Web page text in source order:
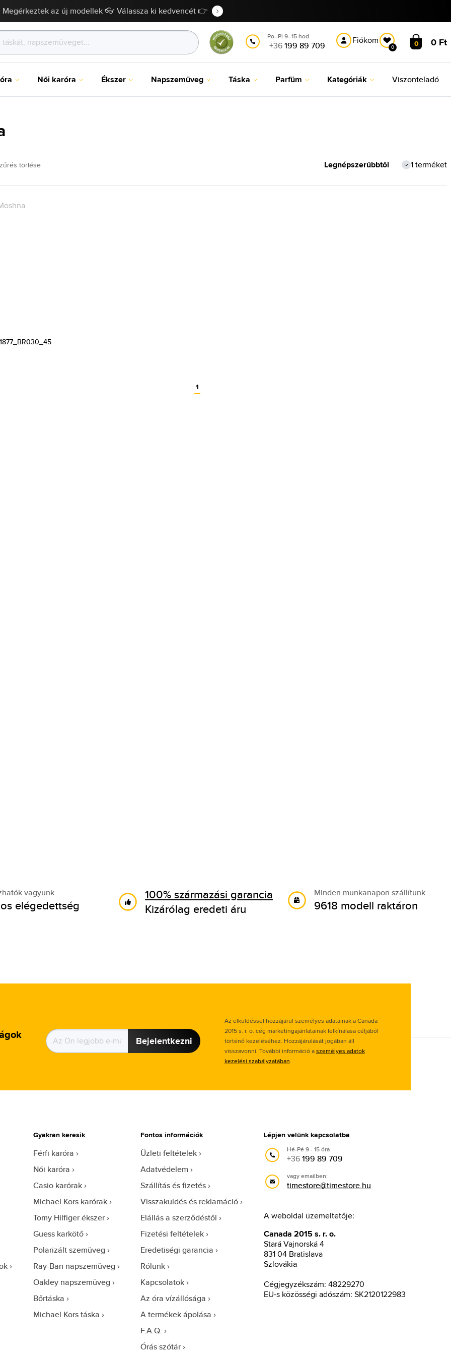
Megérkeztek az új modellek 👓 Válassza ki kedvencét 👉
Po–Pi 9–15 hod.
+36199 89 709 Fiókom
0 0 0 Ft
Női karóra Ékszer Napszemüveg Táska Parfüm Kategóriák Viszonteladó
törlése 1 terméket
1
vagyunk
elégedettség
100% származási garancia
Kizárólag eredeti áru
Minden munkanapon szállítunk
9618 modell raktáron
Bejelentkezni
Az elküldéssel hozzájárul személyes adatainak a Canada
2015 s. r. o. cég marketingajánlatainak felkínálasa céljából
történő kezeléséhez. Hozzájárulását jogában áll
visszavonni. További információ aszemélyes adatok
kezelési szabályzatában.
Gyakran keresik
Férfi karóra
Női karóra
Casio karórak
Michael Kors karórak
Tomy Hilfiger ékszer
Guess karkötő
Polarizált szemüveg
Ray-Ban napszemüveg
Oakley napszemüveg
Bőrtáska
Michael Kors táska
Fontos információk
Üzleti feltételek
Adatvédelem
Szállítás és fizetés
Visszaküldés és reklamáció
Elállás a szerződéstől
Fizetési feltételek
Eredetiségi garancia
Rólunk
Kapcsolatok
Az óra vízállósága
A termékek ápolása
F.A.Q.
Órás szótár
Lépjen velünk kapcsolatba
Hé-Pé 9 - 15 óra
+36199 89 709
vagy emailben:
timestore@timestore.hu
A weboldal üzemeltetője:
Canada 2015 s. r. o.
Stará Vajnorská 4
831 04 Bratislava
Szlovákia
Cégjegyzékszám: 48229270
EU-s közösségi adószám: SK2120122983